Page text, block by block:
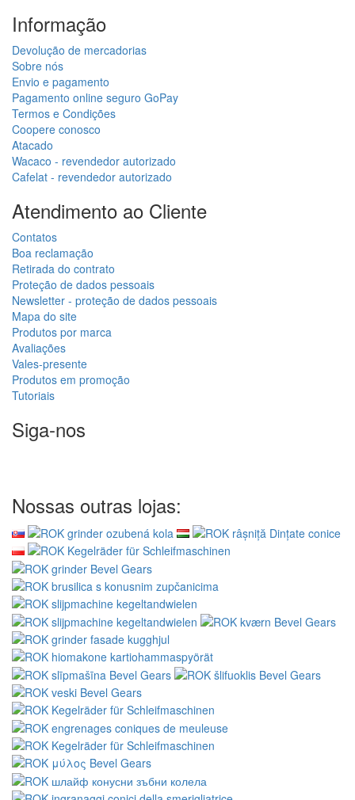
Informação
Devolução de mercadorias
Sobre nós
Envio e pagamento
Pagamento online seguro GoPay
Termos e Condições
Coopere conosco
Atacado
Wacaco - revendedor autorizado
Cafelat - revendedor autorizado
Atendimento ao Cliente
Contatos
Boa reclamação
Retirada do contrato
Proteção de dados pessoais
Newsletter - proteção de dados pessoais
Mapa do site
Produtos por marca
Avaliações
Vales-presente
Produtos em promoção
Tutoriais
Siga-nos
Nossas outras lojas: